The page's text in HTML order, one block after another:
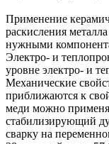
Применение
раскисления
нужными
Электро- и
уровне электро- и
Механические
приближаются к
меди можно
стабилизирующий
сварку на